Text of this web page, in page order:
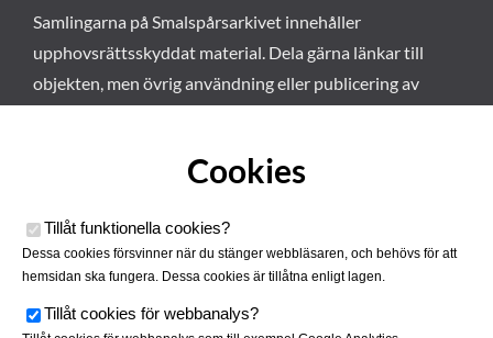
Samlingarna på Smalspårsarkivet innehåller
upphovsrättsskyddat material. Dela gärna länkar till
objekten, men övrig användning eller publicering av
Cookies
Tillåt funktionella cookies?
Dessa cookies försvinner när du stänger webbläsaren, och behövs för att
hemsidan ska fungera. Dessa cookies är tillåtna enligt lagen.
Tillåt cookies för webbanalys?